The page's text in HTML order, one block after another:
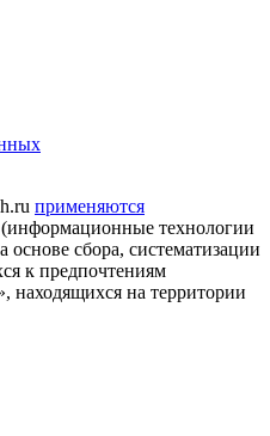
применяются
(информационные технологии
сбора, систематизации
к предпочтениям
находящихся на территории